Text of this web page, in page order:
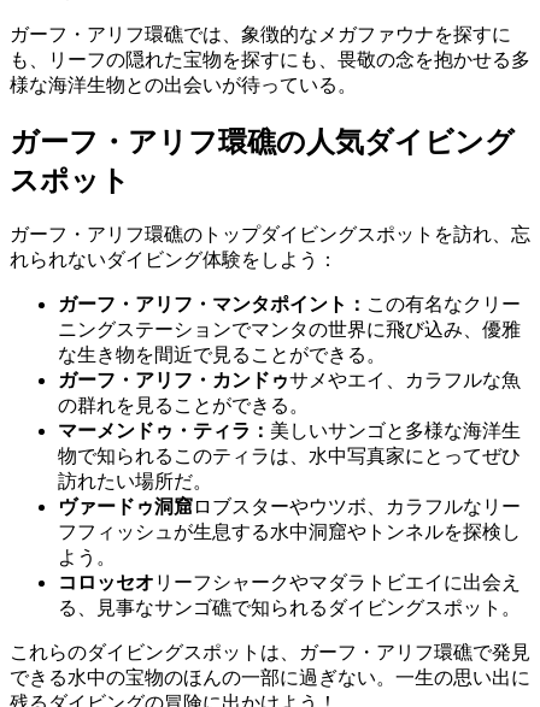
ガーフ・アリフ環礁では、象徴的なメガファウナを探すに
も、リーフの隠れた宝物を探すにも、畏敬の念を抱かせる多
様な海洋生物との出会いが待っている。
ガーフ・アリフ環礁の人気ダイビング
スポット
ガーフ・アリフ環礁のトップダイビングスポットを訪れ、忘
れられないダイビング体験をしよう：
ガーフ・アリフ・マンタポイント： この有名なクリー
ニングステーションでマンタの世界に飛び込み、優雅
な生き物を間近で見ることができる。
ガーフ・アリフ・カンドゥサメやエイ、カラフルな魚
の群れを見ることができる。
マーメンドゥ・ティラ： 美しいサンゴと多様な海洋生
物で知られるこのティラは、水中写真家にとってぜひ
訪れたい場所だ。
ヴァードゥ洞窟ロブスターやウツボ、カラフルなリー
フフィッシュが生息する水中洞窟やトンネルを探検し
よう。
コロッセオ リーフシャークやマダラトビエイに出会え
る、見事なサンゴ礁で知られるダイビングスポット。
これらのダイビングスポットは、ガーフ・アリフ環礁で発見
できる水中の宝物のほんの一部に過ぎない。一生の思い出に